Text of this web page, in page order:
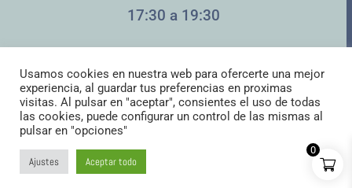
0
Pack Croquetas LOVER
21.99€ + AÑADIR:
17:30 a 19:30
Usamos cookies en nuestra web para ofercerte una mejor
experiencia, al guardar tus preferencias en proximas
visitas. Al pulsar en "aceptar", consientes el uso de todas
las cookies, puede configurar un control de las mismas al
pulsar en "opciones"
Ajustes Aceptar todo